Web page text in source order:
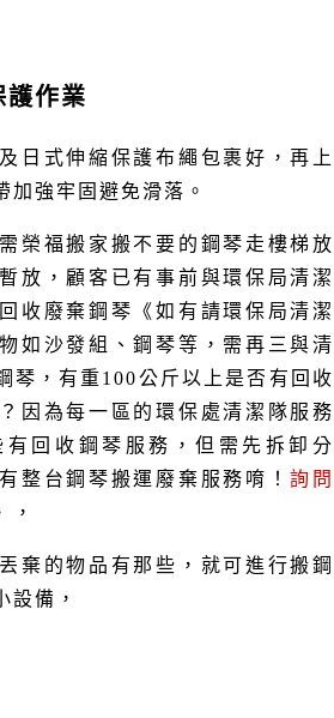
護作業
日式伸縮保護布繩包裹好，再上
加強牢固避免滑落。
榮福搬家搬不要的鋼琴走樓梯放
放，顧客已有事前與環保局清潔
收廢棄鋼琴《如有請環保局清潔
如沙發組、鋼琴等，需再三與清
琴，有重100公斤以上是否有回收
因為每一區的環保處清潔隊服務
回收鋼琴服務，但需先拆卸分
整台鋼琴搬運廢棄服務唷！詢問
，
棄的物品有那些，就可進行搬鋼
設備，